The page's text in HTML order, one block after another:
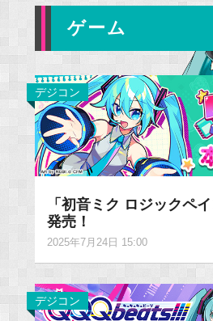
ゲーム
デジコン
「初音ミク ロジックペ
発売！
2025年7月24日 15:00
デジコン